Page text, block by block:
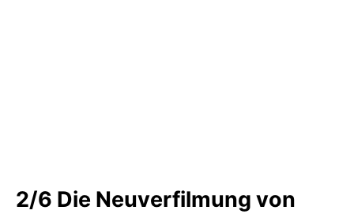
2/6 Die Neuverfilmung von